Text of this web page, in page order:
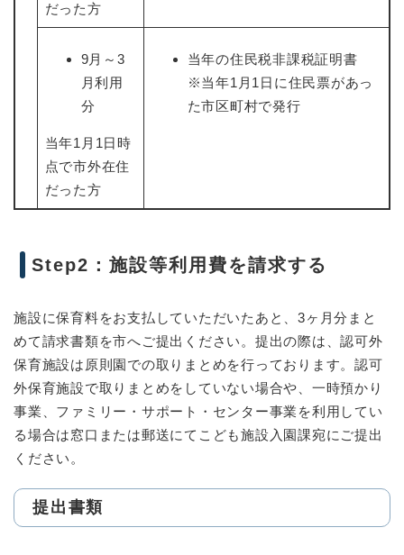
だった方
9月～3
月利用
分
当年1月1日時
点で市外在住
だった方
当年の住民税非課税証明書
※当年1月1日に住民票があっ
た市区町村で発行
Step2：施設等利用費を請求する
施設に保育料をお支払していただいたあと、3ヶ月分まと
めて請求書類を市へご提出ください。提出の際は、認可外
保育施設は原則園での取りまとめを行っております。認可
外保育施設で取りまとめをしていない場合や、一時預かり
事業、ファミリー・サポート・センター事業を利用してい
る場合は窓口または郵送にてこども施設入園課宛にご提出
ください。
提出書類